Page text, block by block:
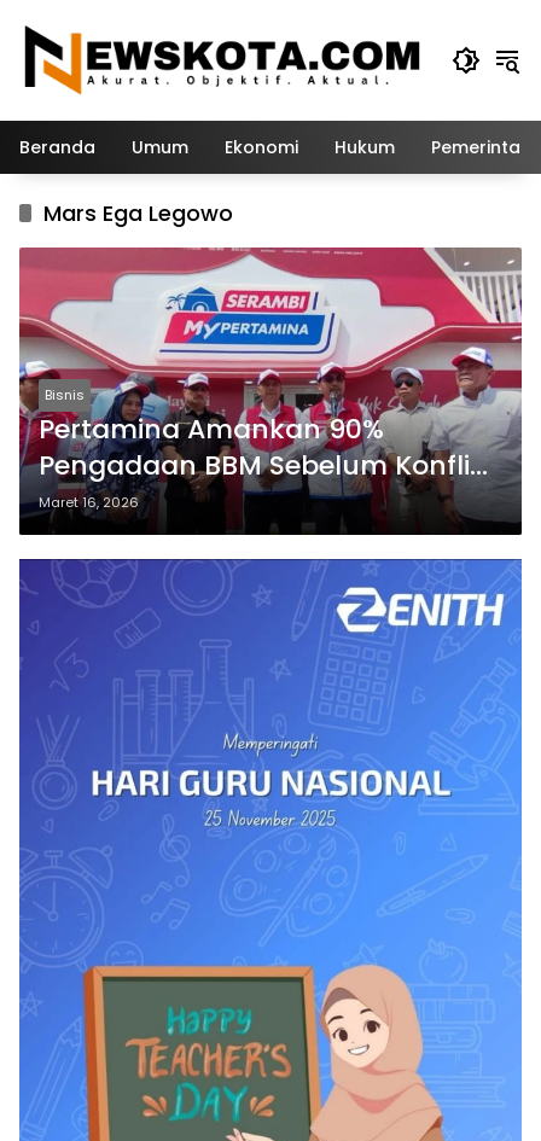
konten
Beranda Umum Ekonomi Hukum
Mars Ega Legowo
Bisnis
Pertamina Amankan 90%
Pengadaan BBM Sebelum Konflik
AS–Iran Memanas
Maret 16, 2026